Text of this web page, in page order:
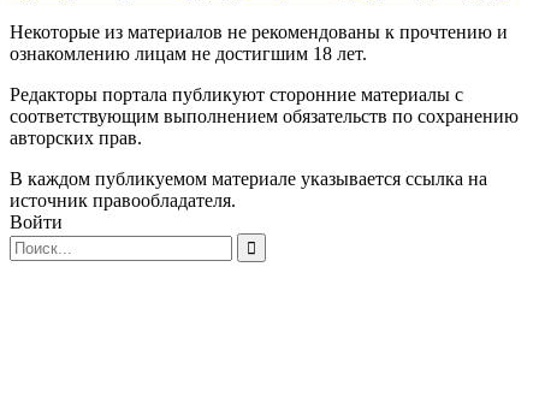
Некоторые из материалов не рекомендованы к прочтению и
ознакомлению лицам не достигшим 18 лет.
Редакторы портала публикуют сторонние материалы с
соответствующим выполнением обязательств по сохранению
авторских прав.
В каждом публикуемом материале указывается ссылка на
источник правообладателя.
Войти